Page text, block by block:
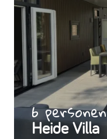
6 personen
Heide Villa